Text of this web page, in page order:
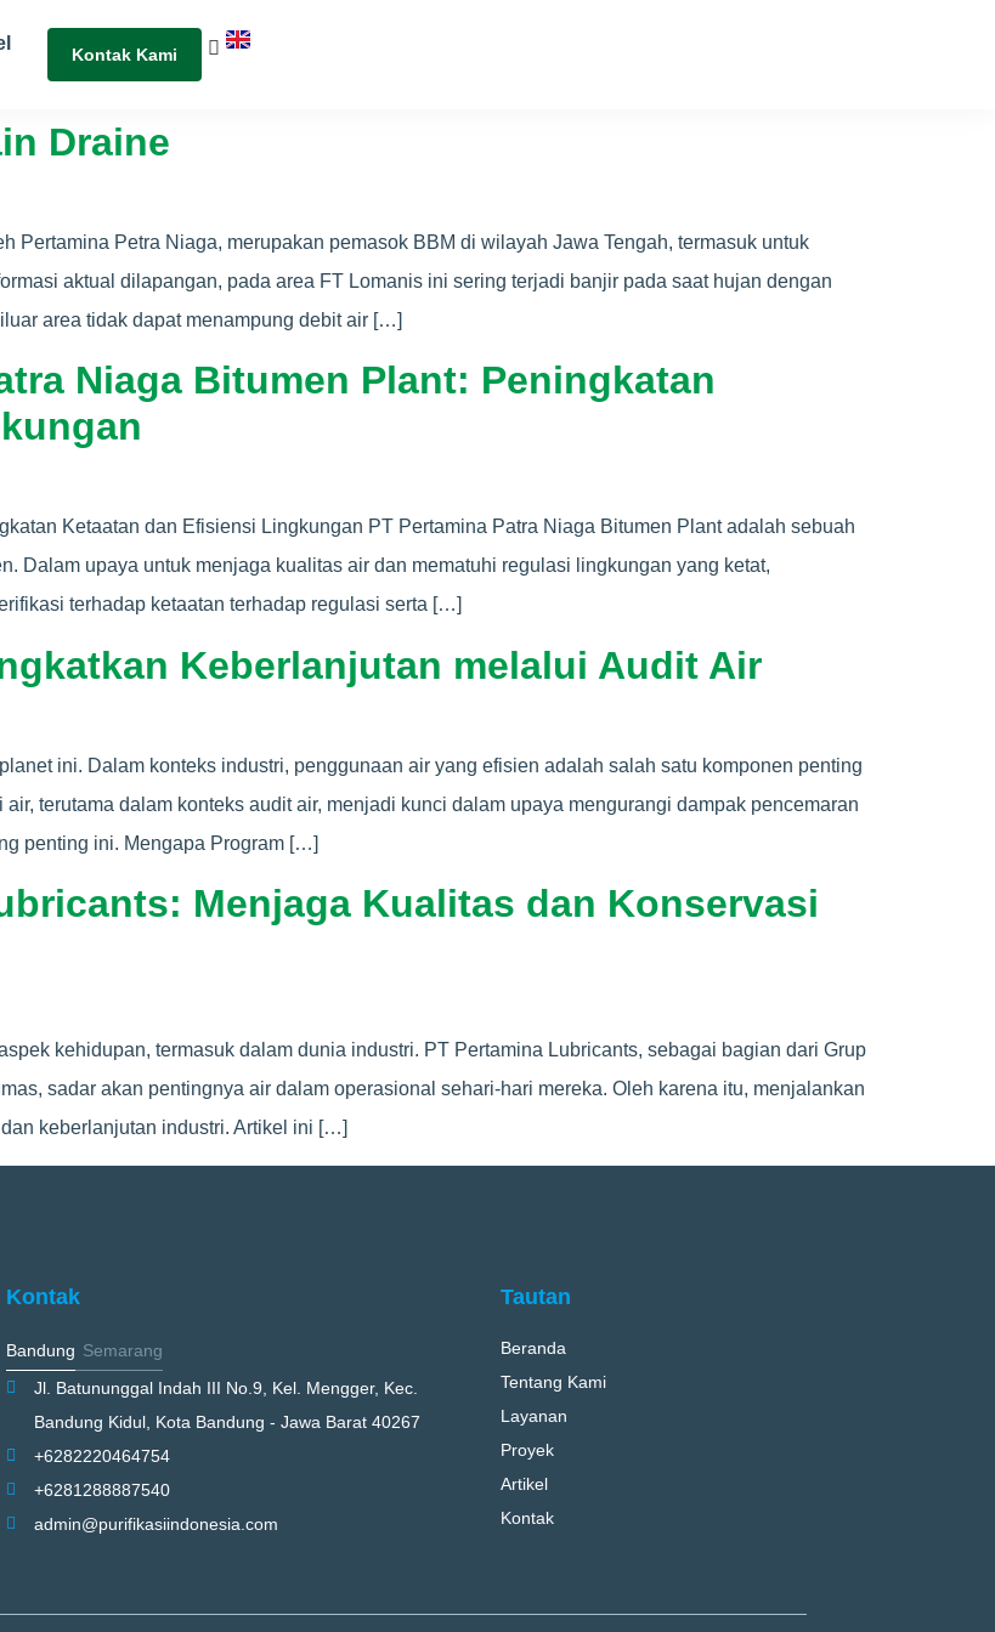
Kontak Kami
Draine
Pertamina Petra Niaga, merupakan pemasok BBM di wilayah Jawa Tengah, termasuk untuk
aktual dilapangan, pada area FT Lomanis ini sering terjadi banjir pada saat hujan dengan
area tidak dapat menampung debit air […]
Niaga Bitumen Plant: Peningkatan
Ketaatan dan Efisiensi Lingkungan PT Pertamina Patra Niaga Bitumen Plant adalah sebuah
Dalam upaya untuk menjaga kualitas air dan mematuhi regulasi lingkungan yang ketat,
terhadap ketaatan terhadap regulasi serta […]
Keberlanjutan melalui Audit Air
ini. Dalam konteks industri, penggunaan air yang efisien adalah salah satu komponen penting
terutama dalam konteks audit air, menjadi kunci dalam upaya mengurangi dampak pencemaran
penting ini. Mengapa Program […]
Menjaga Kualitas dan Konservasi
kehidupan, termasuk dalam dunia industri. PT Pertamina Lubricants, sebagai bagian dari Grup
sadar akan pentingnya air dalam operasional sehari-hari mereka. Oleh karena itu, menjalankan
keberlanjutan industri. Artikel ini […]
Kontak
Bandung Semarang
Jl. Batununggal Indah III No.9, Kel. Mengger, Kec.
Bandung Kidul, Kota Bandung - Jawa Barat 40267
+6282220464754
+6281288887540
admin@purifikasiindonesia.com
Tautan
Beranda
Tentang Kami
Layanan
Proyek
Artikel
Kontak